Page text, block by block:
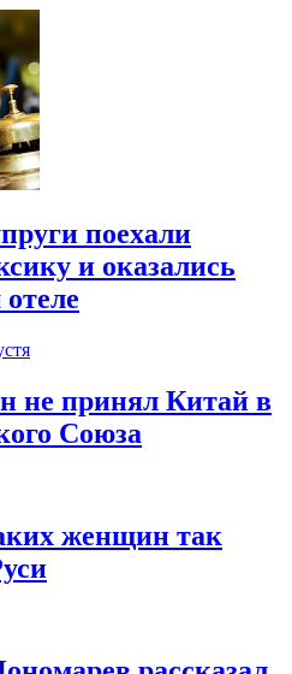
поехали
и оказались
не принял Китай в
Союза
женщин так